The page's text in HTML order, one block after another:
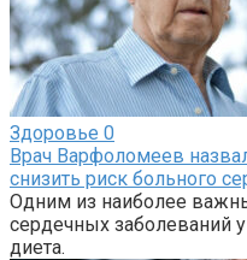
Здоровье 0
Врач Варфоломеев
снизить риск больного
Одним из наиболее
сердечных заболеваний
диета.